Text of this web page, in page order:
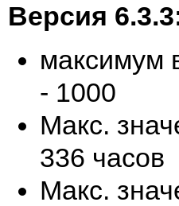
Версия
максимум
- 1000
Макс.
336 часов
Макс.